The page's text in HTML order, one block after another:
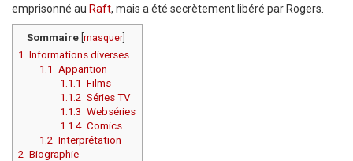
emprisonné au Raft, mais a été secrètement libéré par Rogers.
Sommaire [masquer]
1 Informations diverses
1.1
Apparition
1.1.1
Films
1.1.2 Séries TV
1.1.3 Webséries
1.1.4 Comics
1.2 Interprétation
2 Biographie